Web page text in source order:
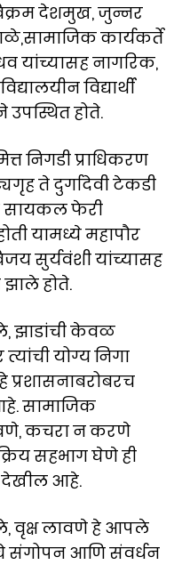
देशमुख, जुन्नर
कार्यकर्ते
यांच्यासह नागरिक,
विद्यार्थी
होते.
निगडी प्राधिकरण
ते दुर्गादेवी टेकडी
सायकल फेरी
यामध्ये महापौर
सुर्यवंशी यांच्यासह
होते.
झाडांची केवळ
योग्य निगा
सामाजिक
कचरा न करणे
सहभाग घेणे ही
देखील आहे.
वृक्ष लावणे हे आपले
संगोपन आणि संवर्धन